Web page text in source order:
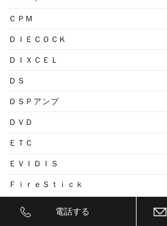
ＣＰＭ
ＤＩＥＣＯＣＫ
ＤＩＸＣＥＬ
ＤＳ
ＤＳＰアンプ
ＤＶＤ
ＥＴＣ
ＥＶＩＤＩＳ
ＦｉｒｅＳｔｉｃｋ
Ｆｕｓｓ
電話する